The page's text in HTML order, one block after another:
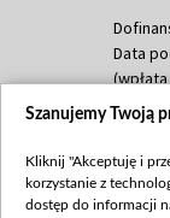
Data
mln,
Szanujemy Twoją
Kliknij "Akceptuję i
korzystanie z
dostęp do informacji